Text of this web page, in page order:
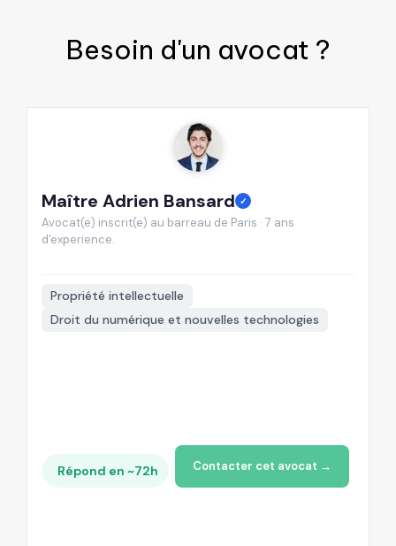
Besoin d'un avocat ?
Maître Adrien Bansard ✓
Avocat(e) inscrit(e) au barreau de Paris · 7 ans
d'experience.
Propriété intellectuelle
Droit du numérique et nouvelles technologies
Répond en ~72h Contacter cet avocat →